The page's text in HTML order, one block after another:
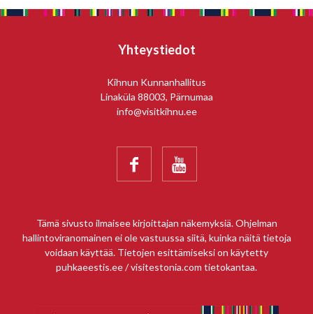
Yhteystiedot
Kihnun Kunnanhallitus
Linaküla 88003, Pärnumaa
info@visitkihnu.ee
 
Tämä sivusto ilmaisee kirjoittajan näkemyksiä. Ohjelman
hallintoviranomainen ei ole vastuussa siitä, kuinka näitä tietoja
voidaan käyttää. Tietojen esittämiseksi on käytetty
puhkaeestis.ee / visitestonia.com tietokantaa.